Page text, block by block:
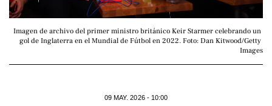
Imagen de archivo del primer ministro británico Keir Starmer celebrando un
gol de Inglaterra en el Mundial de Fútbol en 2022. Foto: Dan Kitwood/Getty
Images
09 MAY. 2026 - 10:00